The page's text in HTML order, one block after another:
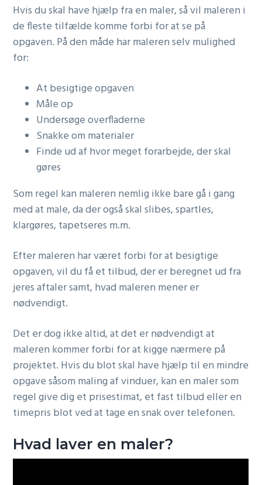
Hvis du skal have hjælp fra en maler, så vil maleren i
de fleste tilfælde komme forbi for at se på
opgaven. På den måde har maleren selv mulighed
for:
At besigtige opgaven
Måle op
Undersøge overfladerne
Snakke om materialer
Finde ud af hvor meget forarbejde, der skal
gøres
Som regel kan maleren nemlig ikke bare gå i gang
med at male, da der også skal slibes, spartles,
klargøres, tapetseres m.m.
Efter maleren har været forbi for at besigtige
opgaven, vil du få et tilbud, der er beregnet ud fra
jeres aftaler samt, hvad maleren mener er
nødvendigt.
Det er dog ikke altid, at det er nødvendigt at
maleren kommer forbi for at kigge nærmere på
projektet. Hvis du blot skal have hjælp til en mindre
opgave såsom maling af vinduer, kan en maler som
regel give dig et prisestimat, et fast tilbud eller en
timepris blot ved at tage en snak over telefonen.
Hvad laver en maler?